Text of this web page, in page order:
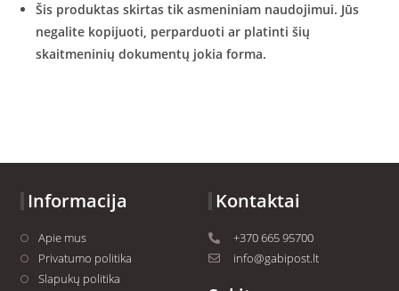
Šis produktas skirtas tik asmeniniam naudojimui. Jūs
negalite kopijuoti, perparduoti ar platinti šių
skaitmeninių dokumentų jokia forma.
Informacija
Apie mus
Privatumo politika
Slapukų politika
Kontaktai
+370 665 95700
info@gabipost.lt